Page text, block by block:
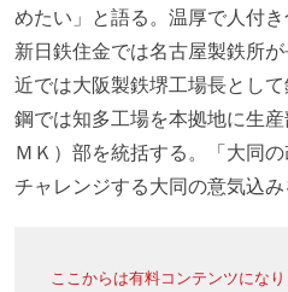
めたい」と語る。温厚で人付
新日鉄住金では名古屋製鉄所
近では大阪製鉄堺工場長とし
鋼では知多工場を本拠地に生
ＭＫ）部を統括する。「大同
チャレンジする大同の意気込み
ここからは有料コンテンツにな